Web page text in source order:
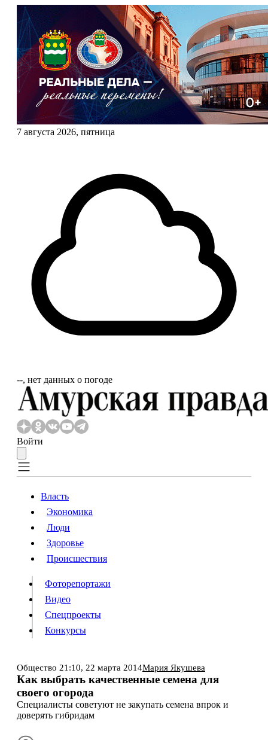
7 августа 2026, пятница
‐‐, нет данных о погоде
Войти
Власть
Происшествия
Видео
Конкурсы
ИнформацияПодпискаРекламаВсе новостиАрхив
Власть
Экономика
Люди
Здоровье
Происшествия
Фоторепортажи
Видео
Спецпроекты
Конкурсы
Общество 21:10, 22 марта 2014Мария Якушева
Как выбрать качественные семена для
своего огорода
Специалисты советуют не закупать семена впрок и
доверять гибридам